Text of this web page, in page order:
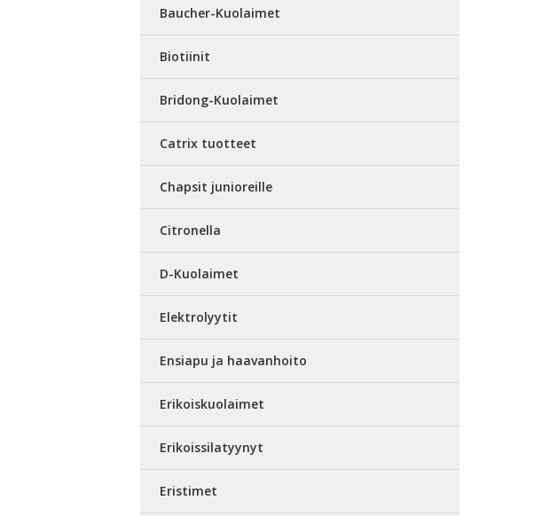
Baucher-Kuolaimet
Biotiinit
Bridong-Kuolaimet
Catrix tuotteet
Chapsit junioreille
Citronella
D-Kuolaimet
Elektrolyytit
Ensiapu ja haavanhoito
Erikoiskuolaimet
Erikoissilatyynyt
Eristimet